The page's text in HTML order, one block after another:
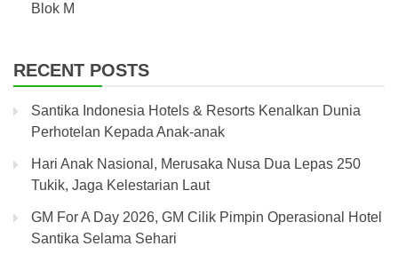
Blok M
RECENT POSTS
Santika Indonesia Hotels & Resorts Kenalkan Dunia
Perhotelan Kepada Anak-anak
Hari Anak Nasional, Merusaka Nusa Dua Lepas 250
Tukik, Jaga Kelestarian Laut
GM For A Day 2026, GM Cilik Pimpin Operasional Hotel
Santika Selama Sehari